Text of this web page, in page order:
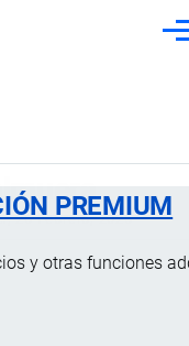
PREMIUM
y otras funciones
, 26 Febrero, 2025